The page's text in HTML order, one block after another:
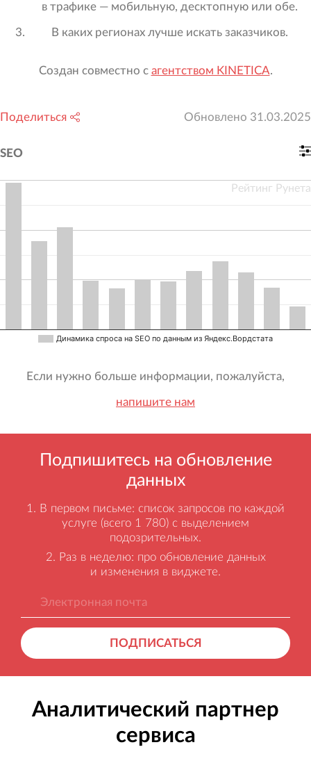
в трафике — мобильную, десктопную или обе.
В каких регионах лучше искать заказчиков.
Создан совместно с агентством KINETICA.
Поделиться Обновлено 31.03.2025
SEO
Динамика спроса на SEO по данным из Яндекс.Вордстата
Рейтинг Рунета
Если нужно больше информации, пожалуйста,
напишите нам
Подпишитесь на обновление
данных
В первом письме: список запросов по каждой
услуге (всего 1 780) с выделением
подозрительных.
Раз в неделю: про обновление данных
и изменения в виджете.
ПОДПИСАТЬСЯ
Аналитический партнер
сервиса